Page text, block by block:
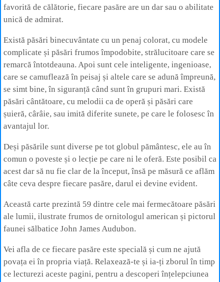
favorită de călătorie, fiecare pasăre are un dar sau o abilitate
unică de admirat.
Există păsări binecuvântate cu un penaj colorat, cu modele
complicate și păsări frumos împodobite, strălucitoare care se
remarcă întotdeauna. Apoi sunt cele inteligente, ingenioase,
care se camuflează în peisaj și altele care se adună împreună,
se simt bine, în siguranță când sunt în grupuri mari. Există
păsări cântătoare, cu melodii ca de operă și păsări care
șuieră, cârâie, sau imită diferite sunete, pe care le folosesc în
avantajul lor.
Deși păsările sunt diverse pe tot globul pământesc, ele au în
comun o poveste și o lecție pe care ni le oferă. Este posibil ca
acest dar să nu fie clar de la început, însă pe măsură ce aflăm
câte ceva despre fiecare pasăre, darul ei devine evident.
Această carte prezintă 59 dintre cele mai fermecătoare păsări
ale lumii, ilustrate frumos de ornitologul american și pictorul
faunei sălbatice John James Audubon.
Vei afla de ce fiecare pasăre este specială și cum ne ajută
povața ei în propria viață. Relaxează-te și ia-ți zborul în timp
ce lecturezi aceste pagini, pentru a descoperi înțelepciunea